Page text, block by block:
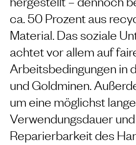
ca. 50 Prozent aus
Material. Das soziale
achtet vor allem auf
Arbeitsbedingungen in
und Goldminen.
um eine möglichst lange
Verwendungsdauer
Reparierbarkeit des